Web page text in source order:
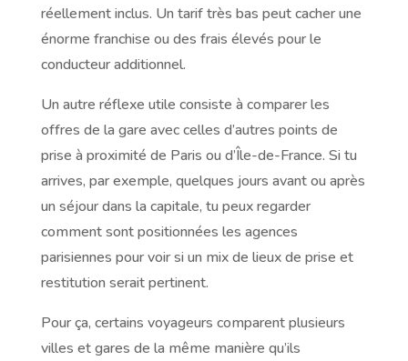
réellement inclus. Un tarif très bas peut cacher une
énorme franchise ou des frais élevés pour le
conducteur additionnel.
Un autre réflexe utile consiste à comparer les
offres de la gare avec celles d’autres points de
prise à proximité de Paris ou d’Île-de-France. Si tu
arrives, par exemple, quelques jours avant ou après
un séjour dans la capitale, tu peux regarder
comment sont positionnées les agences
parisiennes pour voir si un mix de lieux de prise et
restitution serait pertinent.
Pour ça, certains voyageurs comparent plusieurs
villes et gares de la même manière qu’ils